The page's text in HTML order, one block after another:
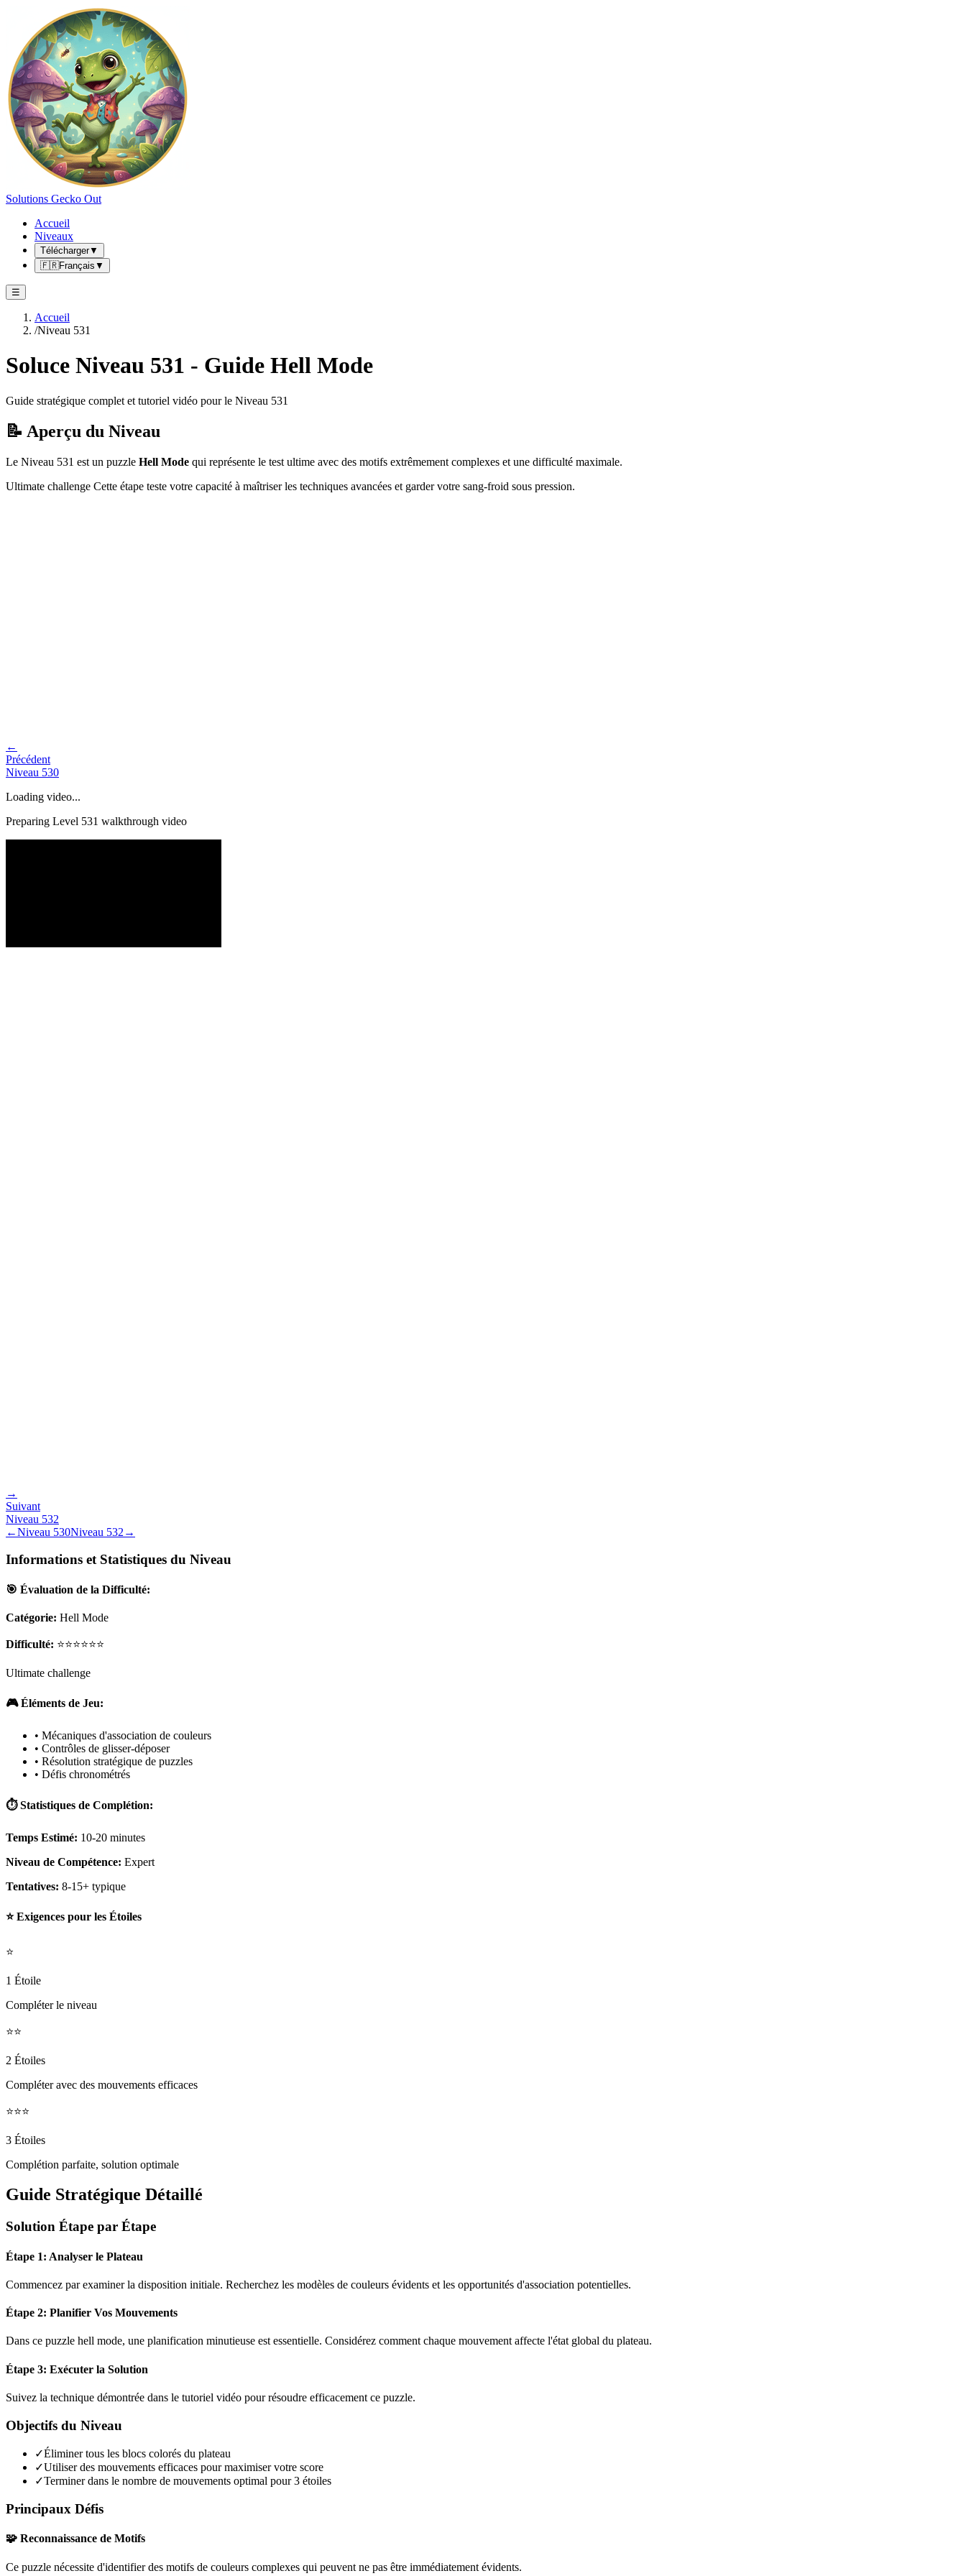
Solutions Gecko Out
Accueil
Niveaux
Télécharger▼
🇫🇷Français ▼
☰
Accueil
/Niveau 531
Soluce Niveau 531 - Guide Hell Mode
Guide stratégique complet et tutoriel vidéo pour le Niveau 531
📝 Aperçu du Niveau
Le Niveau 531 est un puzzle Hell Mode qui représente le test ultime avec des motifs extrêmement complexes et une difficulté maximale.
Ultimate challenge Cette étape teste votre capacité à maîtriser les techniques avancées et garder votre sang-froid sous pression.
←
Précédent
Niveau 530
Loading video...
Preparing Level 531 walkthrough video
→
Suivant
Niveau 532
←Niveau 530Niveau 532 →
Informations et Statistiques du Niveau
🎯 Évaluation de la Difficulté:
Catégorie: Hell Mode
Difficulté: ⭐⭐⭐⭐⭐⭐
Ultimate challenge
🎮 Éléments de Jeu:
• Mécaniques d'association de couleurs
• Contrôles de glisser-déposer
• Résolution stratégique de puzzles
• Défis chronométrés
⏱️ Statistiques de Complétion:
Temps Estimé: 10-20 minutes
Niveau de Compétence: Expert
Tentatives: 8-15+ typique
⭐ Exigences pour les Étoiles
⭐
1 Étoile
Compléter le niveau
⭐⭐
2 Étoiles
Compléter avec des mouvements efficaces
⭐⭐⭐
3 Étoiles
Complétion parfaite, solution optimale
Guide Stratégique Détaillé
Solution Étape par Étape
Étape 1: Analyser le Plateau
Commencez par examiner la disposition initiale. Recherchez les modèles de couleurs évidents et les opportunités d'association potentielles.
Étape 2: Planifier Vos Mouvements
Dans ce puzzle hell mode, une planification minutieuse est essentielle. Considérez comment chaque mouvement affecte l'état global du plateau.
Étape 3: Exécuter la Solution
Suivez la technique démontrée dans le tutoriel vidéo pour résoudre efficacement ce puzzle.
Objectifs du Niveau
✓Éliminer tous les blocs colorés du plateau
✓Utiliser des mouvements efficaces pour maximiser votre score
✓Terminer dans le nombre de mouvements optimal pour 3 étoiles
Principaux Défis
🧩 Reconnaissance de Motifs
Ce puzzle nécessite d'identifier des motifs de couleurs complexes qui peuvent ne pas être immédiatement évidents.